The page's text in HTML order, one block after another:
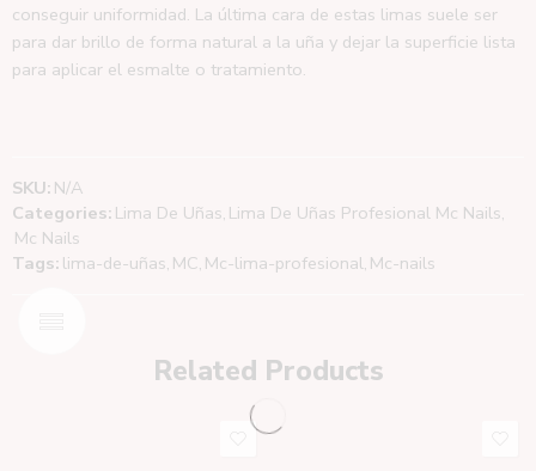
conseguir uniformidad. La última cara de estas limas suele ser
para dar brillo de forma natural a la uña y dejar la superficie lista
para aplicar el esmalte o tratamiento.
SKU: N/A
Categories: Lima De Uñas, Lima De Uñas Profesional Mc Nails,
Mc Nails
Tags: lima-de-uñas, MC, Mc-lima-profesional, Mc-nails
Related Products